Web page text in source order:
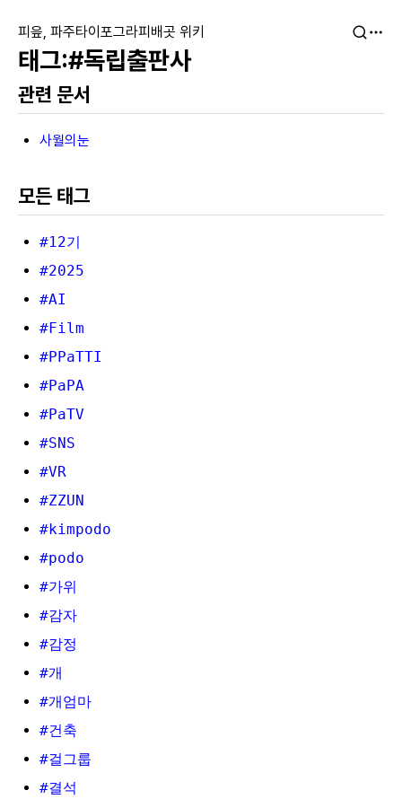
피읖, 파주타이포그라피배곳 위키
#독립출판사
관련 문서
사월의눈
모든 태그
#12기
#2025
#AI
#Film
#PPaTTI
#PaPA
#PaTV
#SNS
#VR
#ZZUN
#kimpodo
#podo
#가위
#감자
#감정
#개
#개엄마
#건축
#걸그룹
#결석